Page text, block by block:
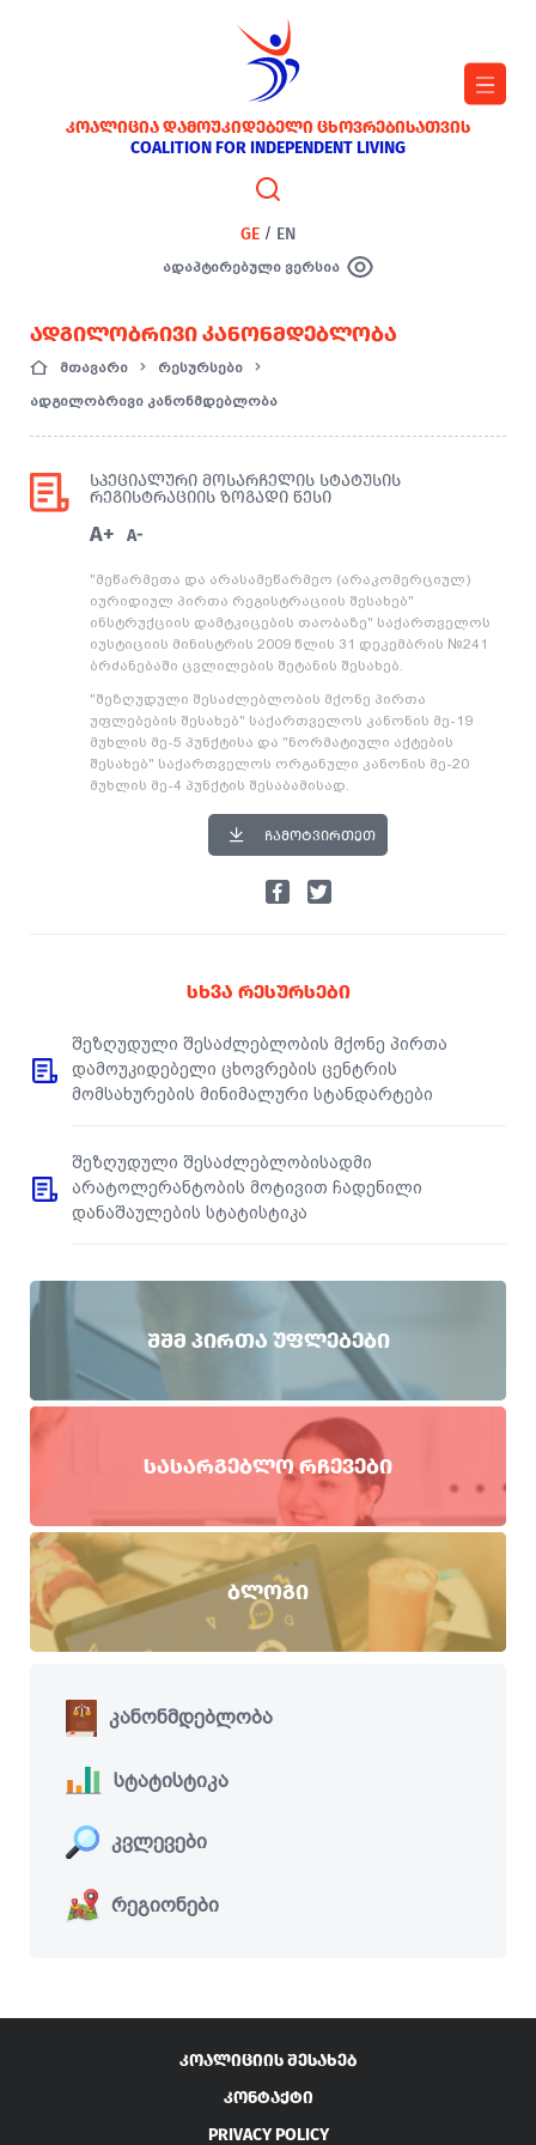
ᲙᲝᲐᲚᲘᲪᲘᲐ ᲓᲐᲛᲝᲣᲙᲘᲓᲔᲑᲔᲚᲘ ᲪᲮᲝᲕᲠᲔᲑᲘᲡᲐᲗᲕᲘᲡ
COALITION FOR INDEPENDENT LIVING
GE / EN
ადაპტირებული ვერსია
ᲐᲓᲒᲘᲚᲝᲑᲠᲘᲕᲘ ᲙᲐᲜᲝᲜᲛᲓᲔᲑᲚᲝᲑᲐ
მთავარი
რესურსები
ადგილობრივი კანონმდებლობა
ᲡᲞᲔᲪᲘᲐᲚᲣᲠᲘ ᲛᲝᲡᲐᲠᲩᲔᲚᲘᲡ ᲡᲢᲐᲢᲣᲡᲘᲡ
ᲠᲔᲒᲘᲡᲢᲠᲐᲪᲘᲘᲡ ᲖᲝᲒᲐᲓᲘ ᲬᲔᲡᲘ
A+ A-
"მეწარმეთა და არასამეწარმეო (არაკომერციულ)
იურიდიულ პირთა რეგისტრაციის შესახებ"
ინსტრუქციის დამტკიცების თაობაზე" საქართველოს
იუსტიციის მინისტრის 2009 წლის 31 დეკემბრის №241
ბრძანებაში ცვლილების შეტანის შესახებ.
"შეზღუდული შესაძლებლობის მქონე პირთა
უფლებების შესახებ" საქართველოს კანონის მე-19
მუხლის მე-5 პუნქტისა და "ნორმატიული აქტების
შესახებ" საქართველოს ორგანული კანონის მე-20
მუხლის მე-4 პუნქტის შესაბამისად.
ᲩᲐᲛᲝᲢᲕᲘᲠᲗᲔᲗ
ᲡᲮᲕᲐ ᲠᲔᲡᲣᲠᲡᲔᲑᲘ
შეზღუდული შესაძლებლობის მქონე პირთა
დამოუკიდებელი ცხოვრების ცენტრის
მომსახურების მინიმალური სტანდარტები
შეზღუდული შესაძლებლობისადმი
არატოლერანტობის მოტივით ჩადენილი
დანაშაულების სტატისტიკა
ᲨᲨᲛ ᲞᲘᲠᲗᲐ ᲣᲤᲚᲔᲑᲔᲑᲘ
ᲡᲐᲡᲐᲠᲒᲔᲑᲚᲝ ᲠᲩᲔᲕᲔᲑᲘ
ᲑᲚᲝᲒᲘ
კანონმდებლობა
სტატისტიკა
კვლევები
რეგიონები
ᲙᲝᲐᲚᲘᲪᲘᲘᲡ ᲨᲔᲡᲐᲮᲔᲑ
ᲙᲝᲜᲢᲐᲥᲢᲘ
PRIVACY POLICY